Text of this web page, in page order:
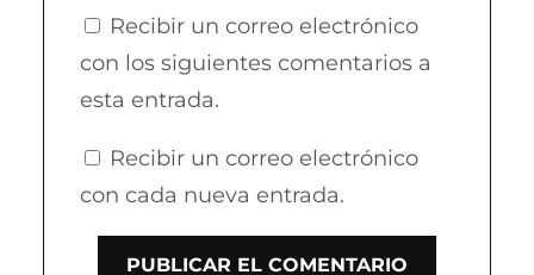
Recibir un correo electrónico
con los siguientes comentarios a
esta entrada.
Recibir un correo electrónico
con cada nueva entrada.